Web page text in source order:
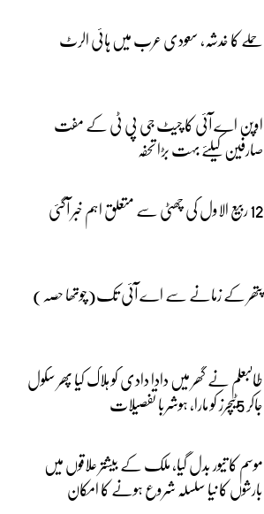
حملے کا خدشہ، سعودی عرب میں ہائی الرٹ
اوپن اے آئی کا چیٹ جی پی ٹی کے مفت
صارفین کیلئے بہت بڑا تحفہ
12 ربیع الاول کی چھٹی سے متعلق اہم خبر آگئی
پتھر کے زمانے سے اے آئی تک(چوتھا حصہ)
طالبعلم نے گھر میں دادا دادی کو ہلاک کیا پھر سکول
جاکر 5ٹیچرز کو مارا، ہوشربا تفصیلات
موسم کا تیور بدل گیا، ملک کے بیشتر علاقوں میں
بارشوں کا نیا سلسلہ شروع ہونے کا امکان